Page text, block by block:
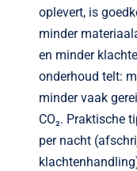
oplevert, is
minder
en minder
onderhoud telt:
minder vaak
CO₂. Praktische
per nacht